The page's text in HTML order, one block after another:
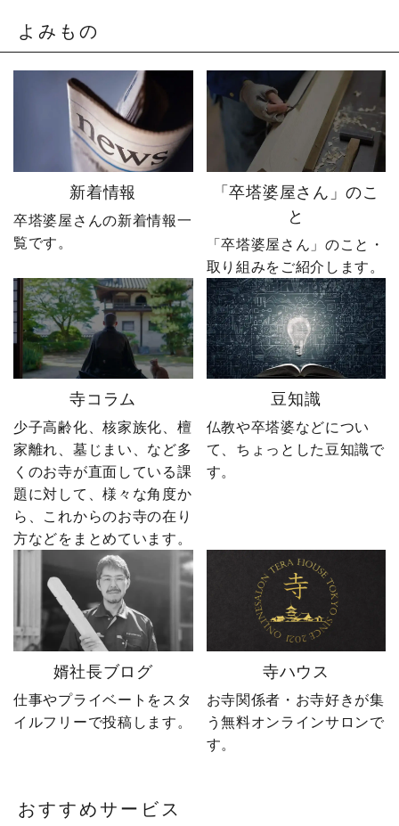
のの、社員も同業者も、
いたそうです。 それで
も、ダメ元で始めた初め
てのネットショップ運
たサイトに待っていたの
は、想像以上の結果でし
社長の運命を大きく変え
る出来事が起こります。
ぜひ最後までご覧いただ
き、感想をコメントで教
えてください！ 「いい
ね」「保存」「フォロ
ー」も励みになります。
ーーーーーーーーーーー
ーーーーーー 創業明治15
年｜卒塔婆専門メーカー
東京・日の出町を拠点
に、全国6,000以上のお寺
とお取引する、 お寺のこ
とを知り尽くした“卒塔婆
屋”です。 卒塔婆に関する
疑問をわかりやすく解説
しながら、 住職・寺院向
けの有益な情報や やじ社
長の日常まで発信中！▶
@sotoubaya140 ご相談は
DM・公式LINEからお気
軽にどうぞ📩 #やじ社長 #
卒塔婆 #卒塔婆屋さん #日
の出町 婿社長
た。 「このままではダメ
だ。」 そう思い、やじ社
長はお寺への飛び込み営
業を始めます。 しかし、1
か月続けても注文はゼ
ロ。 100年以上続く取引
が当たり前の業界で、新
参者が簡単に入り込める
世界ではありませんでし
た。 追い詰められたやじ
社長は、この状況を変え
るために、当時の業界で
は考えられないある決断
をします。 その決断とは
──。 続きは第3話「EC参
入編」。 ぜひ最後までご
覧いただき、感想をコメ
ントで教えてください！
「いいね」「保存」「フ
ォロー」も励みになりま
す。 ーーーーーーーーー
点に、全国6,000以上のお
寺と取引する、 お寺のこ
とを知り尽くした“卒塔婆
屋”です。 卒塔婆に関する
疑問をわかりやすく解説
しながら、 住職・寺院向
けの有益情報や やじ社長
の日常まで発信中！▶
@sotoubaya140 ご相談は
DM・公式LINEからお気
軽にどうぞ📩 #やじ社長 #
よみもの
新着情報
卒塔婆屋さんの新着情報一
覧です。
「卒塔婆屋さん」のこ
と
「卒塔婆屋さん」のこと・
取り組みをご紹介します。
寺コラム
少子高齢化、核家族化、檀
家離れ、墓じまい、など多
くのお寺が直面している課
題に対して、様々な角度か
ら、これからのお寺の在り
方などをまとめています。
豆知識
仏教や卒塔婆などについ
て、ちょっとした豆知識で
す。
婿社長ブログ
仕事やプライベートをスタ
イルフリーで投稿します。
寺ハウス
お寺関係者・お寺好きが集
う無料オンラインサロンで
す。
おすすめサービス